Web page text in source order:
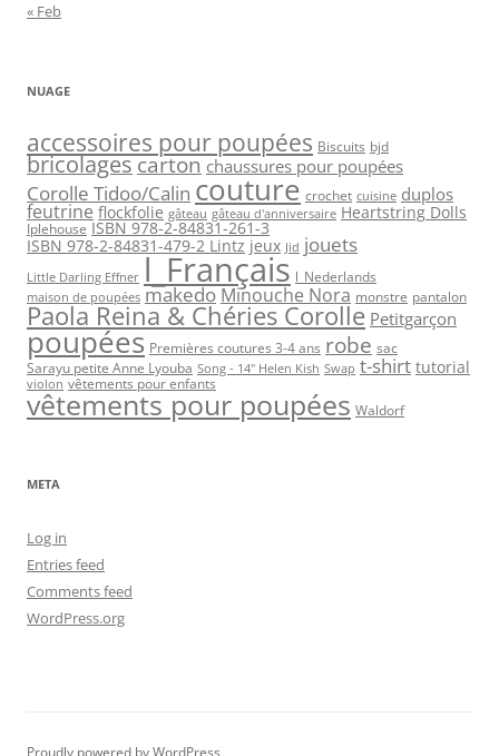
« Feb
NUAGE
accessoires pour poupées Biscuits bjd
bricolagescarton chaussures pour poupées
Corolle Tidoo/Calin couture crochet cuisine duplos
feutrine flockfolie gâteau gâteau d'anniversaire Heartstring Dolls
Iplehouse ISBN 978-2-84831-261-3
ISBN 978-2-84831-479-2 Lintz jeux Jid jouets
Little Darling Effner l_Français l_Nederlands
maison de poupées makedo Minouche Nora monstre pantalon
Paola Reina & Chéries Corolle Petitgarçon
poupées Premières coutures 3-4 ans robe sac
Sarayu petite Anne Lyouba Song - 14" Helen Kish Swap t-shirt tutorial
violon vêtements pour enfants
vêtements pour poupées Waldorf
META
Log in
Entries feed
Comments feed
WordPress.org